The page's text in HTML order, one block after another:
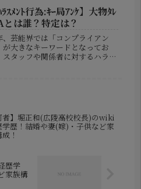
、今回のアンバサダー起用に対し
なぜ彼女が？」と驚きの声も多
ﾗｽﾒﾝﾄ行為:ｷｰ局ｱﾝｹ】大物ﾀﾚ
とは誰？特定は？
、芸能界では「コンプライアン
が大きなキーワードとなってお
スタッフや関係者に対するハラス
者】堀正和(広陵高校校長)のwiki
学歴！結婚や妻(嫁)・子供など家
！
歴学
家族構